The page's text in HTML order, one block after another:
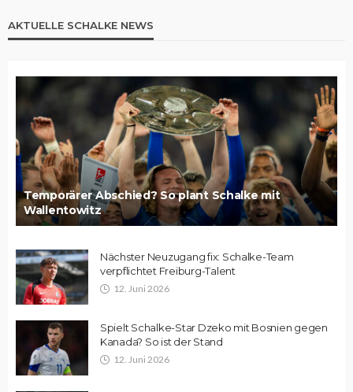
AKTUELLE SCHALKE NEWS
Temporärer Abschied? So plant Schalke mit
Wallentowitz
Nächster Neuzugang fix: Schalke-Team
verpflichtet Freiburg-Talent
12. Juni 2026
Spielt Schalke-Star Dzeko mit Bosnien gegen
Kanada? So ist der Stand
12. Juni 2026